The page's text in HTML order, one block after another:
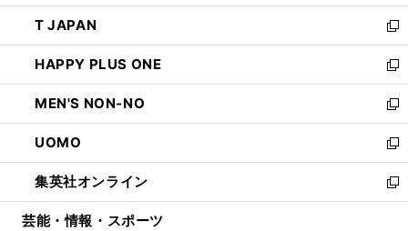
開
く
ウ
で
開
く
ン
ド
ウ
で
開
く
ウ
ィ
ン
ド
ウ
で
開
く
し
い
ウ
ィ
ン
ド
ウ
で
開
く
T JAPAN
新
し
い
ウ
ィ
ン
ド
ウ
で
開
HAPPY PLUS ONE
新
し
い
ウ
ィ
ン
ド
ウ
MEN'S NON-NO
新
し
い
ウ
ィ
ン
UOMO
新
し
い
ウ
集英社オンライン
新
し
芸能・情報・スポーツ